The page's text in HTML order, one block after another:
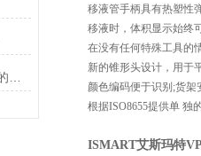
移液管手柄具有热塑性
移液时，体积显示始终
在没有任何特殊工具的
新的锥形头设计，用于
颜色编码便于识别;货架
根据ISO8655提供单 独
ISMART艾斯玛特